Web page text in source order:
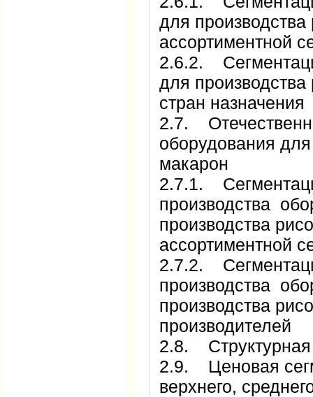
для
ассортиментной
2.6.2.
для
стран назначения
2.7.
оборудования
макарон
2.7.1.
производства
производства
ассортиментной
2.7.2.
производства
производства
производителей
2.8. Структурная
2.9. Ценовая
верхнего,